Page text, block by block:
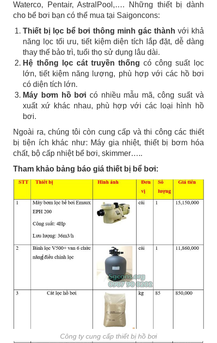
Waterco, Pentair, AstralPool,…. Những thiết bị dành
cho bể bơi bạn có thể mua tại Saigoncons:
Thiết bị lọc bể bơi thông minh gác thành với khả
năng lọc tối ưu, tiết kiệm diện tích lắp đặt, dễ dàng
thay thế bảo trì, tuổi thọ sử dụng lâu dài.
Hệ thống lọc cát truyền thống có công suất lọc
lớn, tiết kiệm năng lượng, phù hợp với các hồ bơi
có diện tích lớn.
Máy bơm hồ bơi có nhiều mẫu mã, công suất và
xuất xứ khác nhau, phù hợp với các loại hình hồ
bơi.
Ngoài ra, chúng tôi còn cung cấp và thi công các thiết
bị tiện ích khác như: Máy gia nhiệt, thiết bị bơm hóa
chất, bộ cấp nhiệt bể bơi, skimmer…..
Tham khảo bảng báo giá thiết bị bể bơi:
Công ty cung cấp thiết bị hồ bơi